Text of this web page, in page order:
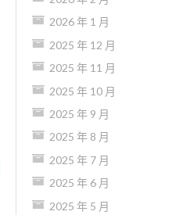
2026 年 1 月
2025 年 12 月
2025 年 11 月
2025 年 10 月
2025 年 9 月
2025 年 8 月
2025 年 7 月
2025 年 6 月
2025 年 5 月